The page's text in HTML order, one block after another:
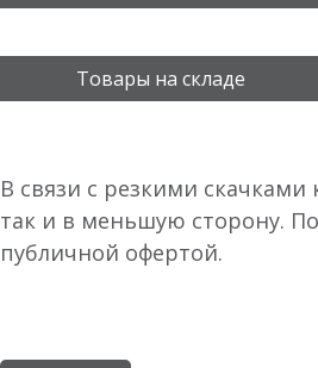
Товары на складе
В связи с резкими
так и в меньшую сторону.
публичной офертой.